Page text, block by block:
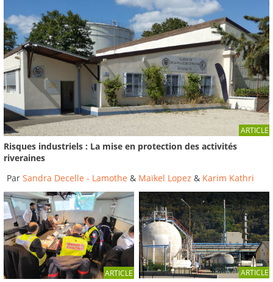
1:59:34
des risques...
Institut des Risques Majeurs
Enseignements de Lubrizol en matière de gestion
des risques...
2020-Institut des Risques Majeurs
Le risque industriel dans la région grenobloise,
où en...
2018-Institut des Risques Majeurs
ARTICLE
Risques industriels : La mise en protection des activités
riveraines
Par Sandra Decelle - Lamothe & Maïkel Lopez & Karim Kathri
ARTICLE ARTICLE